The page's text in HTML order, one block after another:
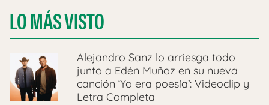
LO MÁS VISTO
Alejandro Sanz lo arriesga todo
junto a Edén Muñoz en su nueva
canción ‘Yo era poesía’: Videoclip y
Letra Completa